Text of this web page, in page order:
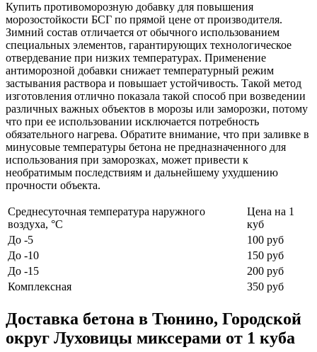
Купить противоморозную добавку для повышения
морозостойкости БСГ по прямой цене от производителя.
Зимний состав отличается от обычного использованием
специальных элементов, гарантирующих технологическое
отвердевание при низких температурах. Применение
антиморозной добавки снижает температурный режим
застывания раствора и повышает устойчивость. Такой метод
изготовления отлично показала такой способ при возведении
различных важных объектов в морозы или заморозки, потому
что при ее использовании исключается потребность
обязательного нагрева. Обратите внимание, что при заливке в
минусовые температуры бетона не предназначенного для
использования при заморозках, может привести к
необратимым последствиям и дальнейшему ухудшению
прочности объекта.
Среднесуточная температура наружного
воздуха, °C
Цена на 1
куб
До -5
100 руб
До -10
150 руб
До -15
200 руб
Комплексная
350 руб
Доставка бетона в Тюнино, Городской
округ Луховицы миксерами от 1 куба